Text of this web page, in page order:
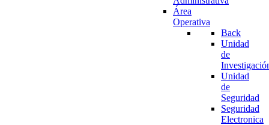
Área
Operativa
Back
Unidad
de
Unidad
de
Seguridad
Seguridad
Electronica